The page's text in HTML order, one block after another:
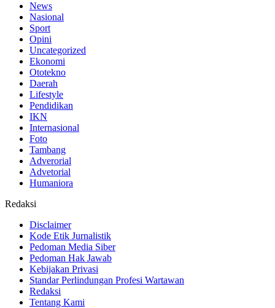
News
Nasional
Sport
Opini
Uncategorized
Ekonomi
Ototekno
Daerah
Lifestyle
Pendidikan
IKN
Internasional
Foto
Tambang
Adverorial
Advetorial
Humaniora
Redaksi
Disclaimer
Kode Etik Jurnalistik
Pedoman Media Siber
Pedoman Hak Jawab
Kebijakan Privasi
Standar Perlindungan Profesi Wartawan
Redaksi
Tentang Kami